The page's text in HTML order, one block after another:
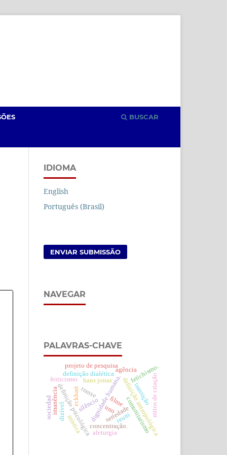
BUSCAR
IDIOMA
English
Português (Brasil)
ENVIAR SUBMISSÃO
NAVEGAR
PALAVRAS-CHAVE
hans jonas
dignidade humana.
definição psicológica
definição dialética
definição antropológica
concentração.
transe
filme
agência
comunitarismo
fetichismo.
uno
silêncio
mística
eckhart
dizível
transição
imanência seriedade
aleturgia
feiticismo mitos de criação
sociedad
projeto de pesquisa
reuni